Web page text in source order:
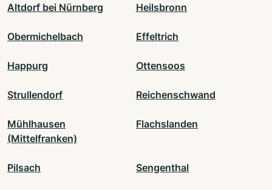
Altdorf bei Nürnberg Heilsbronn
Obermichelbach Effeltrich
Happurg Ottensoos
Strullendorf Reichenschwand
Mühlhausen
(Mittelfranken)
Flachslanden
Pilsach Sengenthal